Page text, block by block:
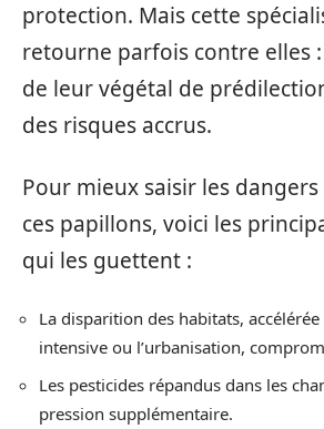
protection. Mais cette
retourne parfois contre elles
de leur végétal de
des risques accrus.
Pour mieux saisir les
ces papillons, voici les
qui les guettent :
La disparition des habitats,
intensive ou l’urbanisation,
Les pesticides répandus dans les
pression supplémentaire.